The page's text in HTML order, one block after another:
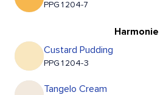
PPG1204-7
Harmonie
Custard Pudding
PPG1204-3
Tangelo Cream